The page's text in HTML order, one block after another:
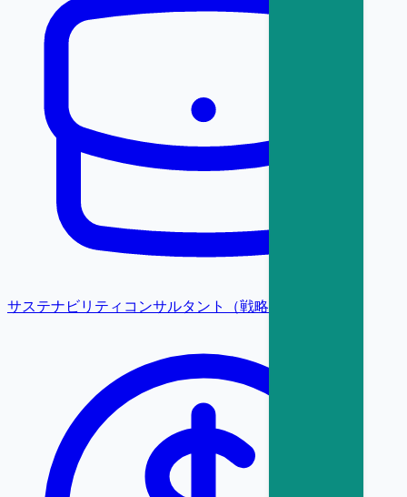
サステナビリティコンサルタント（戦略・変革）